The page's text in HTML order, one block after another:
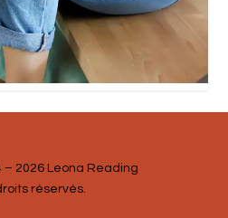
– 2026 Leona Reading
réservés.